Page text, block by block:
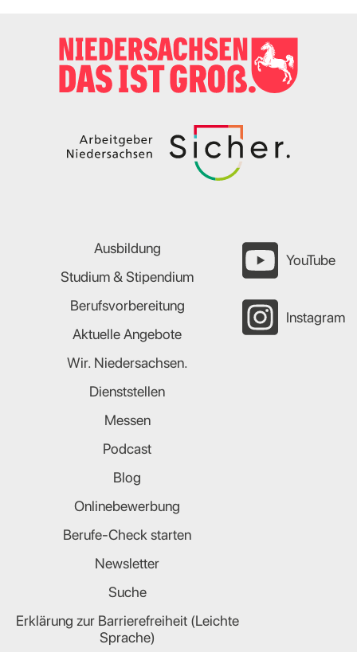
Ausbildung
Studium & Stipendium
Berufsvorbereitung
Aktuelle Angebote
Wir. Niedersachsen.
Dienststellen
Messen
Podcast
Blog
Onlinebewerbung
Berufe-Check starten
Newsletter
Suche
Erklärung zur Barrierefreiheit (Leichte
Sprache)
YouTube
Instagram